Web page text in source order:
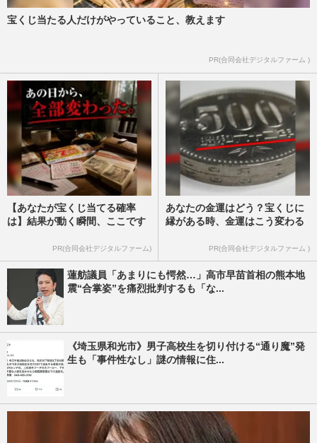
宝くじ当たる人だけがやっていること、教えます
PR(合同会社デジタルファーム )
【あなたが宝くじ当てる確率
は】結果が動く瞬間、ここです
PR(合同会社デジタルファーム)
あなたの金運はどう？宝くじに
縁がある時、金運はこう変わる
PR(合同会社デジタルファーム )
蓮舫議員「あまりにも愕然…」高市早苗首相の熊本地
震“合掌姿”を痛烈批判するも「な...
《埼玉県和光市》男子高校生を切り付ける“通り魔”発
生も「事件性なし」謎の情報に住...